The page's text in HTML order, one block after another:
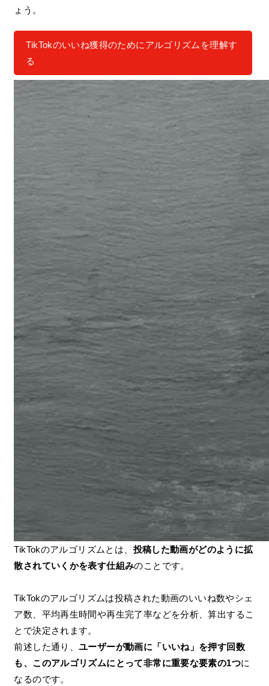
ょう。
TikTokのいいね獲得のためにアルゴリズムを理解す
る
TikTokのアルゴリズムとは、 投稿した動画がどのように拡
散されていくかを表す仕組みのことです。
TikTokのアルゴリズムは投稿された動画のいいね数やシェ
ア数、平均再生時間や再生完了率などを分析、算出するこ
とで決定されます。
前述した通り、ユーザーが動画に「いいね」を押す回数
も、このアルゴリズムにとって非常に重要な要素の1つに
なるのです。